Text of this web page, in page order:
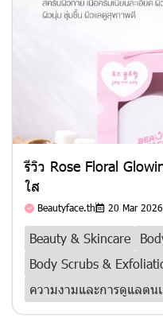
รีวิว Rose Floral
ใส
Beautyface.th 20 Mar 2026
Beauty & Skincare
Body Scrubs &
ความงามและการดูแลตน